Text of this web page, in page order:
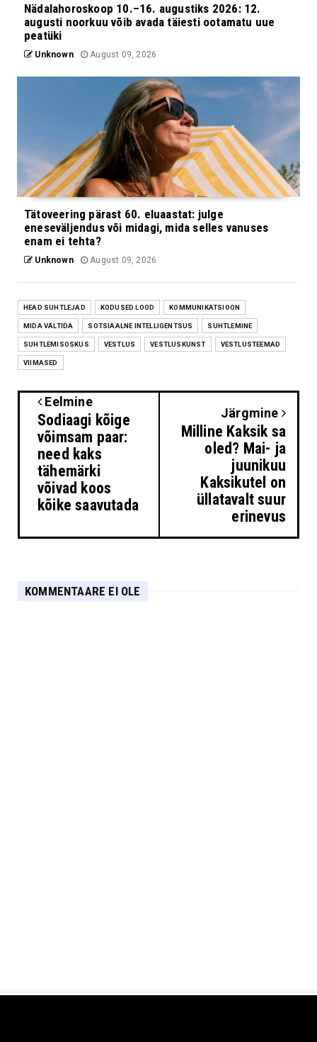
Nädalahoroskoop 10.–16. augustiks 2026: 12.
augusti noorkuu võib avada täiesti ootamatu uue
peatüki
Unknown August 09, 2026
Tätoveering pärast 60. eluaastat: julge
eneseväljendus või midagi, mida selles vanuses
enam ei tehta?
Unknown August 09, 2026
HEAD SUHTLEJAD KODUSED LOOD KOMMUNIKATSIOON
MIDA VÄLTIDA SOTSIAALNE INTELLIGENTSUS SUHTLEMINE
SUHTLEMISOSKUS VESTLUS VESTLUSKUNST VESTLUSTEEMAD
VIIMASED
Eelmine
Sodiaagi kõige
võimsam paar:
need kaks
tähemärki
võivad koos
kõike saavutada
Järgmine
Milline Kaksik sa
oled? Mai- ja
juunikuu
Kaksikutel on
üllatavalt suur
erinevus
KOMMENTAARE EI OLE